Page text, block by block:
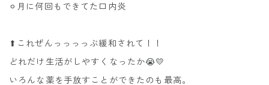
⚪︎月に何回もできてた口内炎
⬆︎これぜんっっっっぶ緩和されて！！
どれだけ生活がしやすくなったか😭💛
いろんな薬を手放すことができたのも最高。